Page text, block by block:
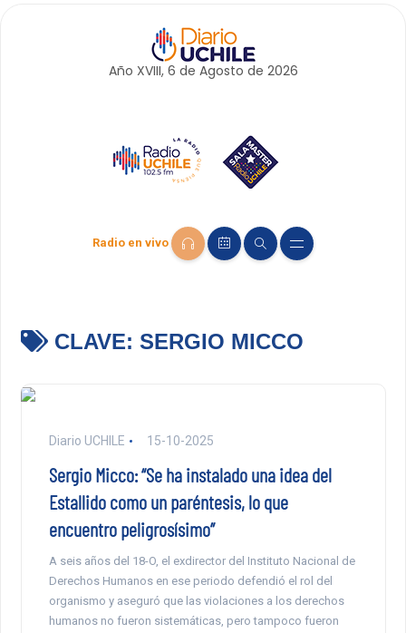
Año XVIII, 6 de Agosto de 2026
Radio en vivo
CLAVE: SERGIO MICCO
Diario UCHILE 15-10-2025
Sergio Micco: “Se ha instalado una idea del
Estallido como un paréntesis, lo que
encuentro peligrosísimo”
A seis años del 18-O, el exdirector del Instituto Nacional de
Derechos Humanos en ese periodo defendió el rol del
organismo y aseguró que las violaciones a los derechos
humanos no fueron sistemáticas, pero tampoco fueron